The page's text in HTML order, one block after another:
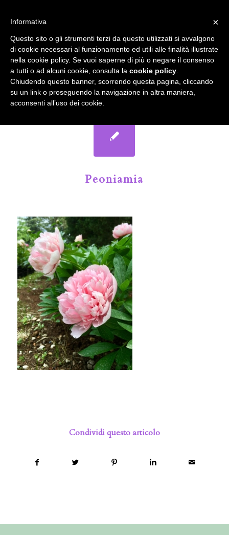
Il Blog del Garden Club di Bologna
Peoniamia
Condividi questo articolo
accetta l'uso dei cookies previsto nella pagina dedicata.
Fai clic per abilitare/disabilitare il tracciamento di
Google Analytics.
OK Privacy e cookie policy
×
Informativa
Questo sito o gli strumenti terzi da questo utilizzati si avvalgono
di cookie necessari al funzionamento ed utili alle finalità illustrate
nella cookie policy. Se vuoi saperne di più o negare il consenso
a tutti o ad alcuni cookie, consulta la cookie policy
Chiudendo questo banner, scorrendo questa pagina, cliccando
su un link o proseguendo la navigazione in altra maniera,
acconsenti all’uso dei cookie.